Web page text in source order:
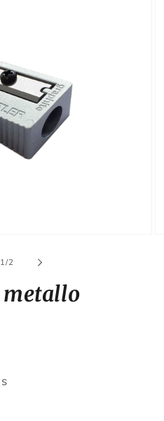
1/of
2